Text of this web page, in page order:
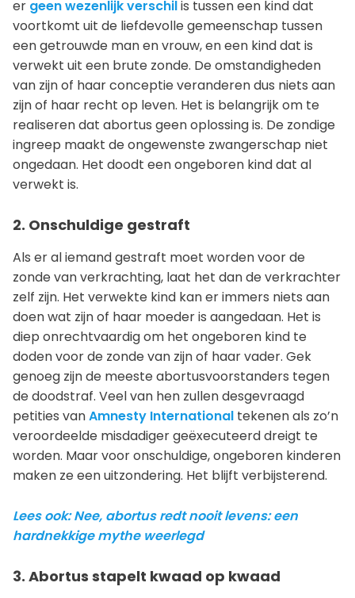
er geen wezenlijk verschilis tussen een kind dat
voortkomt uit de liefdevolle gemeenschap tussen
een getrouwde man en vrouw, en een kind dat is
verwekt uit een brute zonde. De omstandigheden
van zijn of haar conceptie veranderen dus niets aan
zijn of haar recht op leven. Het is belangrijk om te
realiseren dat abortus geen oplossing is. De zondige
ingreep maakt de ongewenste zwangerschap niet
ongedaan. Het doodt een ongeboren kind dat al
verwekt is.
2. Onschuldige gestraft
Als er al iemand gestraft moet worden voor de
zonde van verkrachting, laat het dan de verkrachter
zelf zijn. Het verwekte kind kan er immers niets aan
doen wat zijn of haar moeder is aangedaan. Het is
diep onrechtvaardig om het ongeboren kind te
doden voor de zonde van zijn of haar vader. Gek
genoeg zijn de meeste abortusvoorstanders tegen
de doodstraf. Veel van hen zullen desgevraagd
petities vanAmnesty International tekenen als zo’n
veroordeelde misdadiger geëxecuteerd dreigt te
worden. Maar voor onschuldige, ongeboren kinderen
maken ze een uitzondering. Het blijft verbijsterend.
Lees ook: Nee, abortus redt nooit levens: een
hardnekkige mythe weerlegd
3. Abortus stapelt kwaad op kwaad